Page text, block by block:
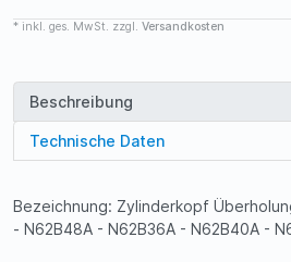
* inkl. ges. MwSt. zzgl. Versandkosten
Beschreibung
Technische Daten
Bezeichnung: Zylinderkopf
- N62B48A - N62B36A - N62B40A -